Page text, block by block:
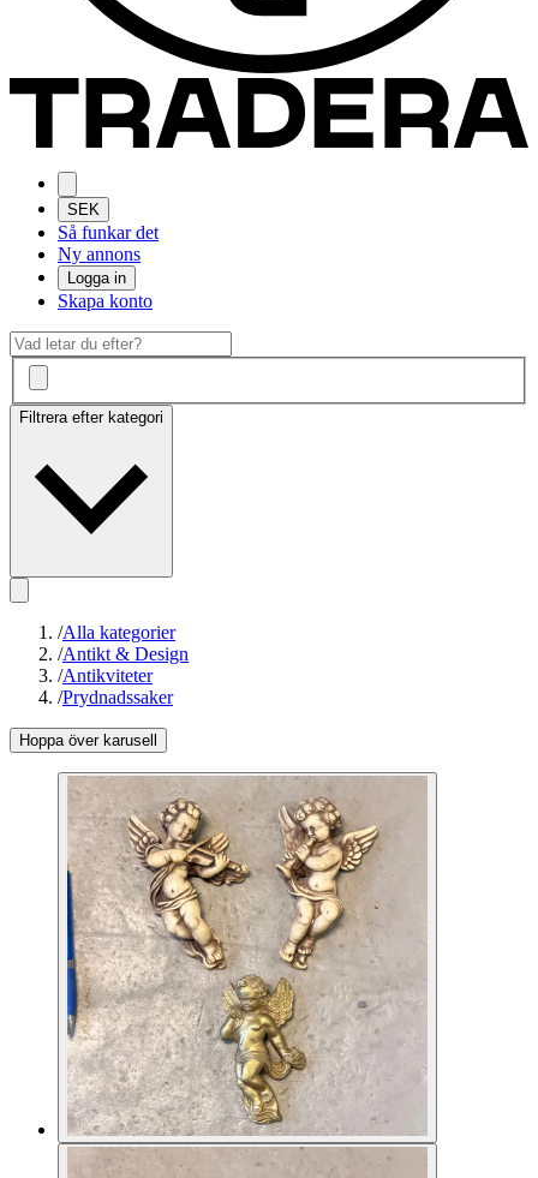
SEK
Så funkar det
Ny annons
Logga in
Skapa konto
Filtrera efter kategori
/Alla kategorier
/Antikt & Design
/Antikviteter
/Prydnadssaker
Hoppa över karusell